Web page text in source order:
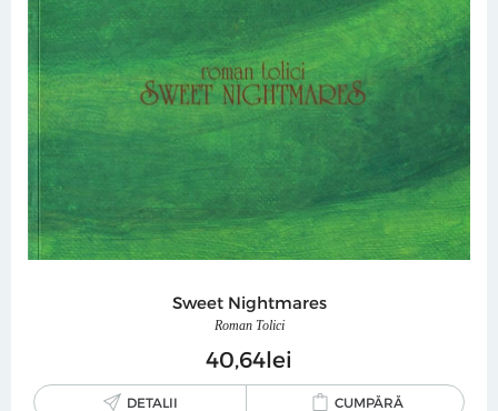
Sweet Nightmares
Roman Tolici
40 64lei
DETALII CUMPĂRĂ